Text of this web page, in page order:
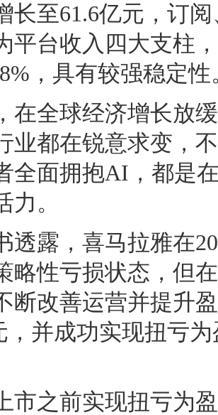
长至61.6亿元，订
平台收入四大支柱
，具有较强稳定性
在全球经济增长放
业都在锐意求变，
全面拥抱AI，都是
。
透露，喜马拉雅在
略性亏损状态，但
断改善运营并提升
，并成功实现扭亏
市之前实现扭亏为